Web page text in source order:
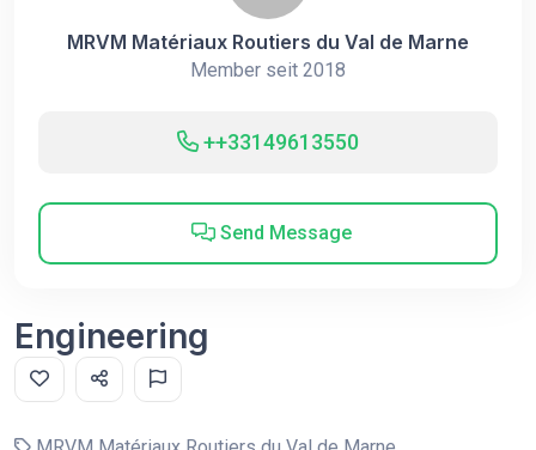
MRVM Matériaux Routiers du Val de Marne
Member seit 2018
++33149613550
Send Message
Engineering